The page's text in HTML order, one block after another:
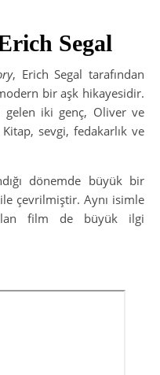
Segal
, Erich Segal tarafından
bir aşk hikayesidir.
gelen iki genç, Oliver ve
Kitap, sevgi, fedakarlık ve
dönemde büyük bir
çevrilmiştir. Aynı isimle
film de büyük ilgi